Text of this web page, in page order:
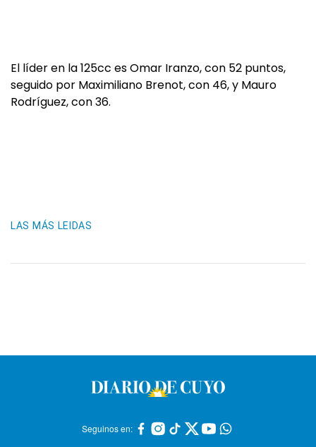
El líder en la 125cc es Omar Iranzo, con 52 puntos,
seguido por Maximiliano Brenot, con 46, y Mauro
Rodríguez, con 36.
LAS MÁS LEIDAS
Seguinos en: